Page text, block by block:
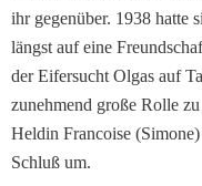
ihr gegen­über. 1938 hatte
längst auf eine
der Eifersucht Ol­gas auf
zunehmend große Rolle
Heldin Francoise
Schluß um.